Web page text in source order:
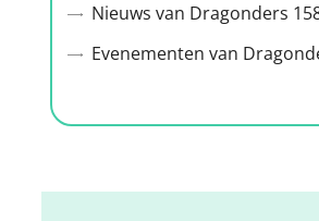
Nieuws van Dragonders
Evenementen van